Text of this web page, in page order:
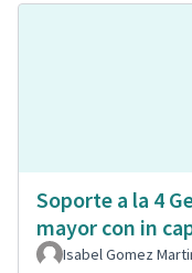
Soporte a la 4
mayor con in
Isabel Gomez